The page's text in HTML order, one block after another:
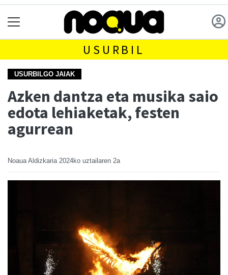
USURBIL
USURBILGO JAIAK
Azken dantza eta musika saio
edota lehiaketak, festen
agurrean
Noaua Aldizkaria 2024ko uztailaren 2a